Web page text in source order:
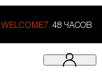
WELCOME7. 48 ЧАСОВ